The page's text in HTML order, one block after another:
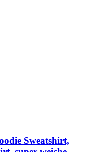
Sweatshirt,